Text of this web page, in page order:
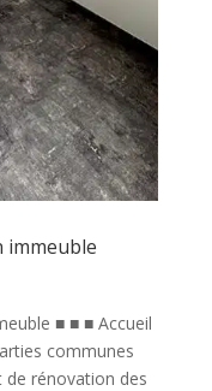
immeuble
■ ■ ■ Accueil
communes
rénovation des